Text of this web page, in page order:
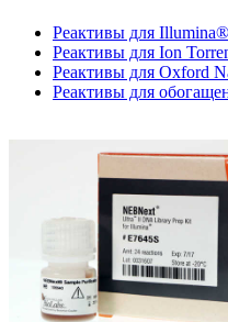
Реактивы для Illumina®
Реактивы для Ion
Реактивы для Oxford
Реактивы для